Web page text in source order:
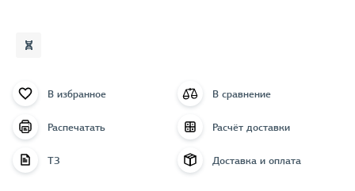
В избранное В сравнение
Распечатать Расчёт доставки
ТЗ Доставка и оплата